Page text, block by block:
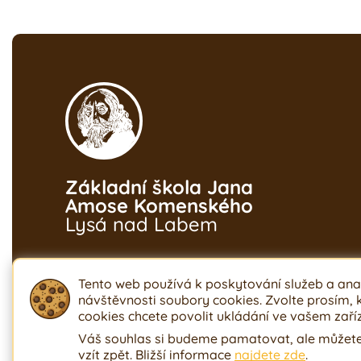
Základní škola Jana
Amose Komenského
Lysá nad Labem
Ochrana osobních údajů Prohlášení o
Tento web používá k poskytování služeb a
návštěvnosti soubory cookies. Zvolte prosím,
cookies chcete povolit ukládání ve vašem
Váš souhlas si budeme pamatovat, ale
vzít zpět. Bližší informace najdete zde.